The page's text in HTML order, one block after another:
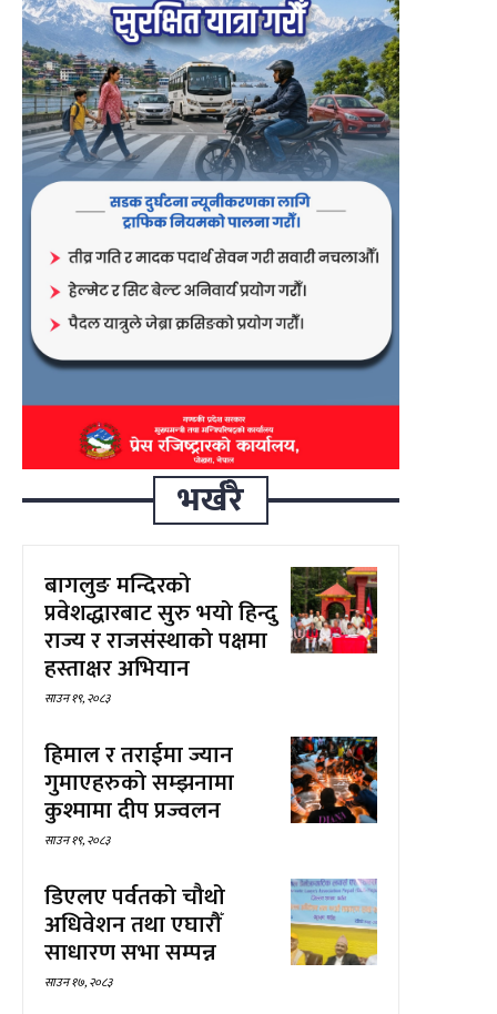
भर्खरै
बागलुङ मन्दिरको
प्रवेशद्धारबाट सुरु भयो हिन्दु
राज्य र राजसंस्थाको पक्षमा
हस्ताक्षर अभियान
साउन १९, २०८३
हिमाल र तराईमा ज्यान
गुमाएहरुको सम्झनामा
कुश्मामा दीप प्रज्वलन
साउन १९, २०८३
डिएलए पर्वतको चौथो
अधिवेशन तथा एघारौँ
साधारण सभा सम्पन्न
साउन १७, २०८३